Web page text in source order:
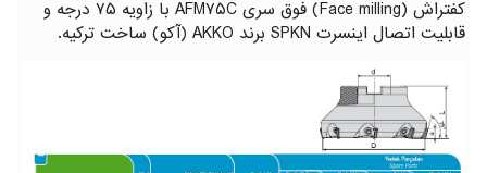
کفتراش (Face milling) فوق سری AFM۷۵C با زاویه ۷۵ درجه و
قابلیت اتصال اینسرت SPKN برند AKKO (آکو) ساخت ترکیه.